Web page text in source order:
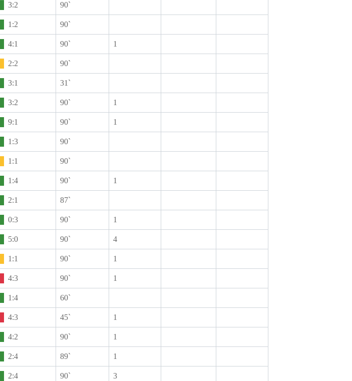
3:2 90`
1:2 90`
4:1 90` 1
2:2 90`
3:1 31`
3:2 90` 1
9:1 90` 1
1:3 90`
1:1 90`
1:4 90` 1
2:1 87`
0:3 90` 1
5:0 90` 4
1:1 90` 1
4:3 90` 1
1:4 60`
4:3 45` 1
4:2 90` 1
2:4 89` 1
2:4 90` 3